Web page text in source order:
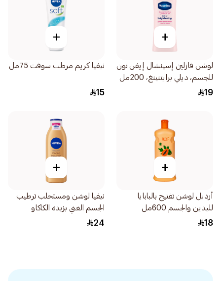
+
لوشن فازلين إسينشال إيفن تون
للجسم، ديلي برايتنينغ، 200مل
19
+
نيفيا كريم مرطب سوفت 75مل
15
+
أرديل لوشن تفتيح بالبابايا
لليدين والجسم 600مل
18
+
نيفيا لوشن ومستحلب ترطيب
الجسم الغني بزبدة الكاكاو
250مل
24